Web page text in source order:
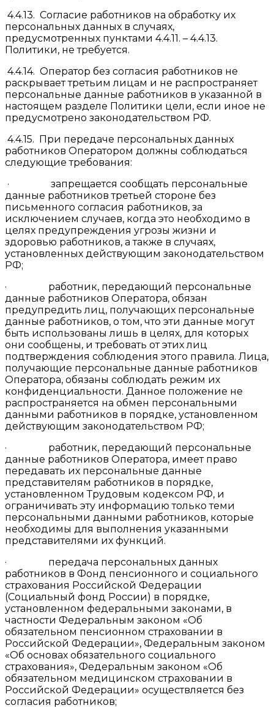
4.4.13. Согласие работников на обработку их
персональных данных в случаях,
предусмотренных пунктами 4.4.11. – 4.4.13.
Политики, не требуется.
4.4.14. Оператор без согласия работников не
раскрывает третьим лицам и не распространяет
персональные данные работников в указанной в
настоящем разделе Политики цели, если иное не
предусмотрено законодательством РФ.
4.4.15. При передаче персональных данных
работников Оператором должны соблюдаться
следующие требования:
· запрещается сообщать персональные
данные работников третьей стороне без
письменного согласия работников, за
исключением случаев, когда это необходимо в
целях предупреждения угрозы жизни и
здоровью работников, а также в случаях,
установленных действующим законодательством
РФ;
· работник, передающий персональные
данные работников Оператора, обязан
предупредить лиц, получающих персональные
данные работников, о том, что эти данные могут
быть использованы лишь в целях, для которых
они сообщены, и требовать от этих лиц
подтверждения соблюдения этого правила. Лица,
получающие персональные данные работников
Оператора, обязаны соблюдать режим их
конфиденциальности. Данное положение не
распространяется на обмен персональными
данными работников в порядке, установленном
действующим законодательством РФ;
· работник, передающий персональные
данные работников Оператора, имеет право
передавать их персональные данные
представителям работников в порядке,
установленном Трудовым кодексом РФ, и
ограничивать эту информацию только теми
персональными данными работников, которые
необходимы для выполнения указанными
представителями их функций.
· передача персональных данных
работников в Фонд пенсионного и социального
страхования Российской Федерации
(Социальный фонд России) в порядке,
установленном федеральными законами, в
частности Федеральным законом «Об
обязательном пенсионном страховании в
Российской Федерации», Федеральным законом
«Об основах обязательного социального
страхования», Федеральным законом «Об
обязательном медицинском страховании в
Российской Федерации» осуществляется без
согласия работников;